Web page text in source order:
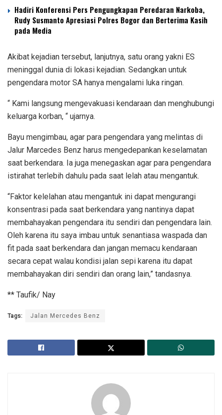
Hadiri Konferensi Pers Pengungkapan Peredaran Narkoba,
Rudy Susmanto Apresiasi Polres Bogor dan Berterima Kasih
pada Media
Akibat kejadian tersebut, lanjutnya, satu orang yakni ES
meninggal dunia di lokasi kejadian. Sedangkan untuk
pengendara motor SA hanya mengalami luka ringan.
“ Kami langsung mengevakuasi kendaraan dan menghubungi
keluarga korban, “ ujarnya.
Bayu mengimbau, agar para pengendara yang melintas di
Jalur Marcedes Benz harus mengedepankan keselamatan
saat berkendara. Ia juga menegaskan agar para pengendara
istirahat terlebih dahulu pada saat lelah atau mengantuk.
“Faktor kelelahan atau mengantuk ini dapat mengurangi
konsentrasi pada saat berkendara yang nantinya dapat
membahayakan pengendara itu sendiri dan pengendara lain.
Oleh karena itu saya imbau untuk senantiasa waspada dan
fit pada saat berkendara dan jangan memacu kendaraan
secara cepat walau kondisi jalan sepi karena itu dapat
membahayakan diri sendiri dan orang lain,” tandasnya.
** Taufik/ Nay
Tags: Jalan Mercedes Benz